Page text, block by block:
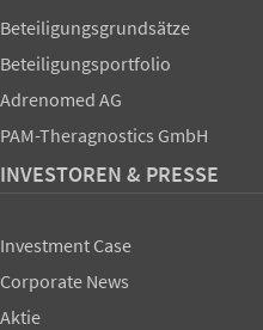
Beteiligungsgrundsätze
Beteiligungsportfolio
Adrenomed AG
PAM-Theragnostics GmbH
INVESTOREN & PRESSE
Investment Case
Corporate News
Aktie